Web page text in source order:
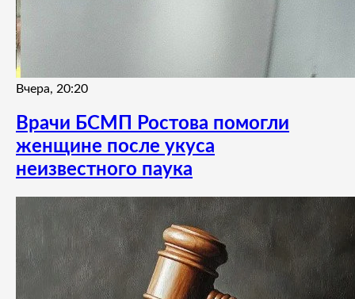
Вчера, 20:20
Врачи БСМП Ростова помогли
женщине после укуса
неизвестного паука